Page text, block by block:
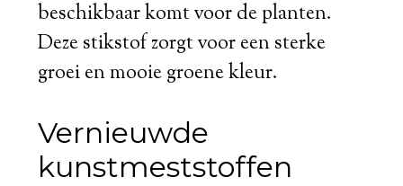
beschikbaar komt voor de planten.
Deze stikstof zorgt voor een sterke
groei en mooie groene kleur.
Vernieuwde
kunstmeststoffen